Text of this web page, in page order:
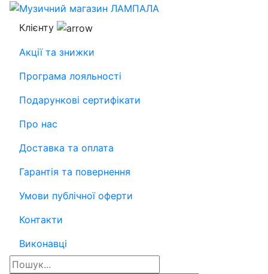
Клієнту
Акції та знижки
Програма лояльності
Подарункові сертифікати
Про нас
Доставка та оплата
Гарантія та повернення
Умови публічної оферти
Контакти
Виконавці